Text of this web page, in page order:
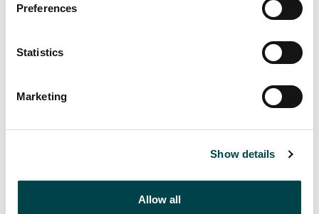
Preferences
Statistics
Marketing
Show details
Allow all